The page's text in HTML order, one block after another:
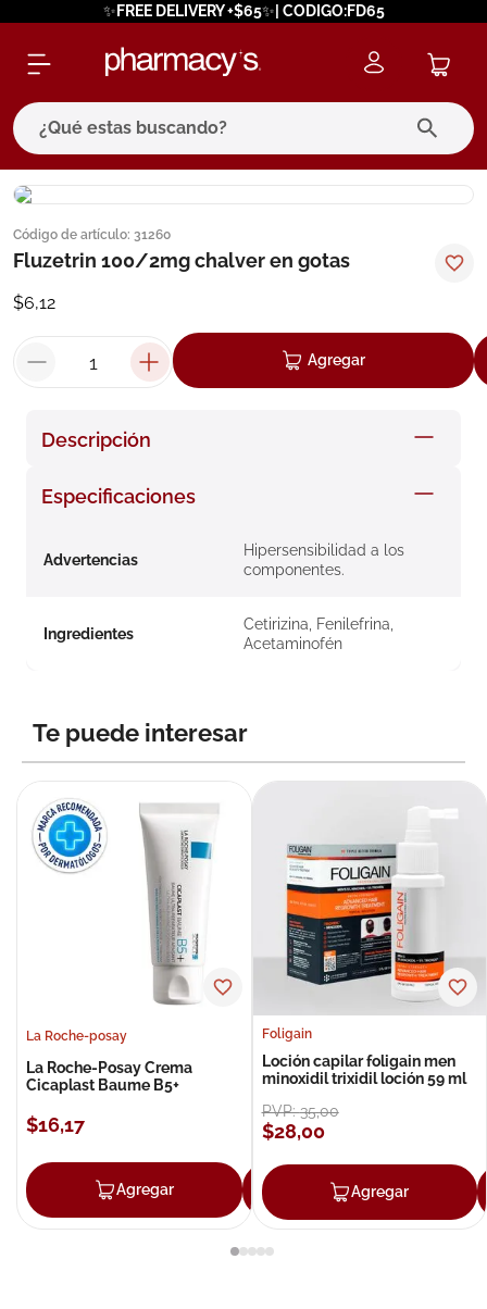
✨FREE DELIVERY +$65✨| CODIGO:FD65
¿Qué estas buscando?
Código de artículo: 31260
Fluzetrin 100/2mg chalver en gotas
$6,12
Agregar
Descripción
Especificaciones
Advertencias
Hipersensibilidad a los
componentes.
Ingredientes
Cetirizina, Fenilefrina,
Acetaminofén
Te puede interesar
La Roche-posay
La Roche-Posay Crema
Cicaplast Baume B5+
$16,17
Agregar Agregar
Foligain
Loción capilar foligain men
minoxidil trixidil loción 59 ml
PVP:35,00
$28,00
Agregar
términos más buscados
1. eucerin
pilexil
5. cerave
6 degraler
8. roche posay